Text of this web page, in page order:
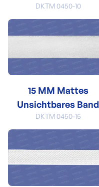
DKTM 0450-10
15 MM Mattes
Unsichtbares Band
DKTM 0450-15